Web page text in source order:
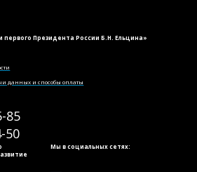
Президента России Б.Н. Ельцина»
данных и способы оплаты
85
50
Мы в социальных сетях: